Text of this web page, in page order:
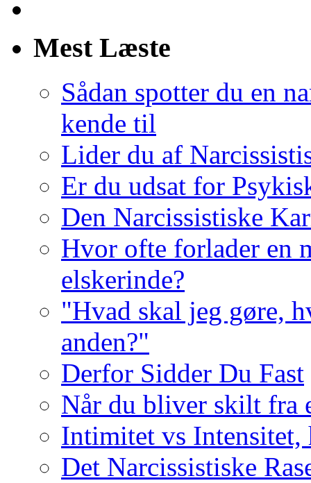
Mest Læste
Sådan spotter du en
kende til
Lider du af
Er du udsat for
Den Narcissistiske
Hvor ofte forlader en
elskerinde?
"Hvad skal jeg gøre,
anden?"
Derfor Sidder Du Fast
Når du bliver skilt fra
Intimitet vs Intensitet,
Det Narcissistiske